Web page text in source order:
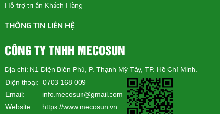
Hỗ trợ tri ân Khách Hàng
THÔNG TIN LIÊN HỆ
CÔNG TY TNHH MECOSUN
Địa chỉ: N1 Điện Biên Phủ, P. Thạnh Mỹ Tây, TP. Hồ Chí Minh.
Điện thoại: 0703 168 009
Email: info.mecosun@gmail.com
Website: https://www.mecosun.vn